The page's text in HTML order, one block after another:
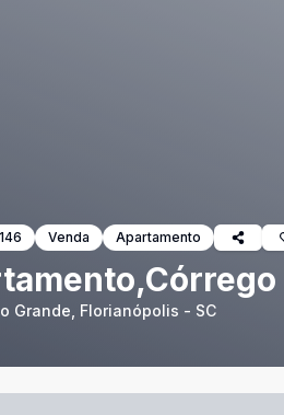
Venda Apartamento
Grande, Florianópolis - SC